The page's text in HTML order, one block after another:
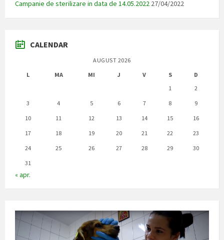
Campanie de sterilizare in data de 14.05.2022 27/04/2022
CALENDAR
AUGUST 2026
L
MA MI J V S
D
1
2
3
4 5 6 7 8
9
10
11 12 13 14 15
16
17
18 19 20 21 22
23
24
25 26 27 28 29
30
31
« apr.